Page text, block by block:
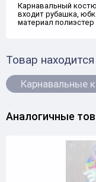
Карнавальный
входит рубашка,
материал
Товар
Карнавальные
Аналогичные